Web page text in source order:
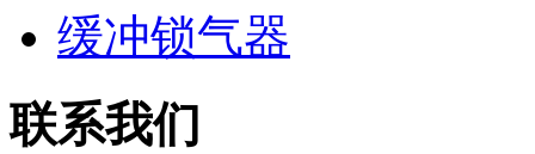
缓冲锁气器
联系我们